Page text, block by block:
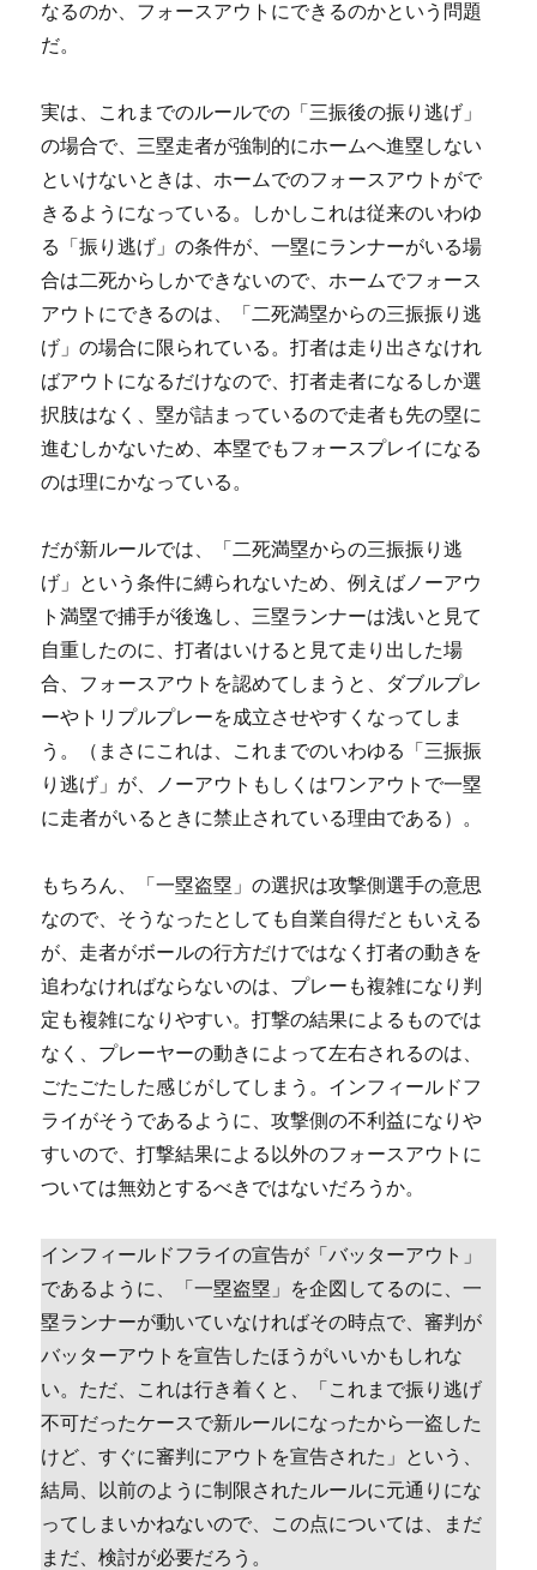
なるのか、フォースアウトにできるのかという問題
だ。
実は、これまでのルールでの「三振後の振り逃げ」
の場合で、三塁走者が強制的にホームへ進塁しない
といけないときは、ホームでのフォースアウトがで
きるようになっている。しかしこれは従来のいわゆ
る「振り逃げ」の条件が、一塁にランナーがいる場
合は二死からしかできないので、ホームでフォース
アウトにできるのは、「二死満塁からの三振振り逃
げ」の場合に限られている。打者は走り出さなけれ
ばアウトになるだけなので、打者走者になるしか選
択肢はなく、塁が詰まっているので走者も先の塁に
進むしかないため、本塁でもフォースプレイになる
のは理にかなっている。
だが新ルールでは、「二死満塁からの三振振り逃
げ」という条件に縛られないため、例えばノーアウ
ト満塁で捕手が後逸し、三塁ランナーは浅いと見て
自重したのに、打者はいけると見て走り出した場
合、フォースアウトを認めてしまうと、ダブルプレ
ーやトリプルプレーを成立させやすくなってしま
う。（まさにこれは、これまでのいわゆる「三振振
り逃げ」が、ノーアウトもしくはワンアウトで一塁
に走者がいるときに禁止されている理由である）。
もちろん、「一塁盗塁」の選択は攻撃側選手の意思
なので、そうなったとしても自業自得だともいえる
が、走者がボールの行方だけではなく打者の動きを
追わなければならないのは、プレーも複雑になり判
定も複雑になりやすい。打撃の結果によるものでは
なく、プレーヤーの動きによって左右されるのは、
ごたごたした感じがしてしまう。インフィールドフ
ライがそうであるように、攻撃側の不利益になりや
すいので、打撃結果による以外のフォースアウトに
ついては無効とするべきではないだろうか。
インフィールドフライの宣告が「バッターアウト」
であるように、「一塁盗塁」を企図してるのに、一
塁ランナーが動いていなければその時点で、審判が
バッターアウトを宣告したほうがいいかもしれな
い。ただ、これは行き着くと、「これまで振り逃げ
不可だったケースで新ルールになったから一盗した
けど、すぐに審判にアウトを宣告された」という、
結局、以前のように制限されたルールに元通りにな
ってしまいかねないので、この点については、まだ
まだ、検討が必要だろう。